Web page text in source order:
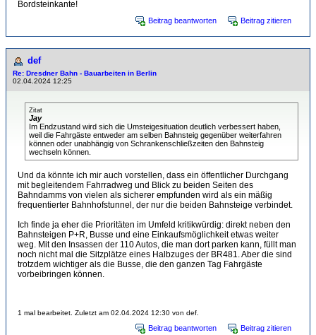
Bordsteinkante!
Beitrag beantworten Beitrag zitieren
def
Re: Dresdner Bahn - Bauarbeiten in Berlin
02.04.2024 12:25
Zitat
Jay
Im Endzustand wird sich die Umsteigesituation deutlich verbessert haben,
weil die Fahrgäste entweder am selben Bahnsteig gegenüber weiterfahren
können oder unabhängig von Schrankenschließzeiten den Bahnsteig
wechseln können.
Und da könnte ich mir auch vorstellen, dass ein öffentlicher Durchgang
mit begleitendem Fahrradweg und Blick zu beiden Seiten des
Bahndamms von vielen als sicherer empfunden wird als ein mäßig
frequentierter Bahnhofstunnel, der nur die beiden Bahnsteige verbindet.
Ich finde ja eher die Prioritäten im Umfeld kritikwürdig: direkt neben den
Bahnsteigen P+R, Busse und eine Einkaufsmöglichkeit etwas weiter
weg. Mit den Insassen der 110 Autos, die man dort parken kann, füllt man
noch nicht mal die Sitzplätze eines Halbzuges der BR481. Aber die sind
trotzdem wichtiger als die Busse, die den ganzen Tag Fahrgäste
vorbeibringen können.
1 mal bearbeitet. Zuletzt am 02.04.2024 12:30 von def.
Beitrag beantworten Beitrag zitieren